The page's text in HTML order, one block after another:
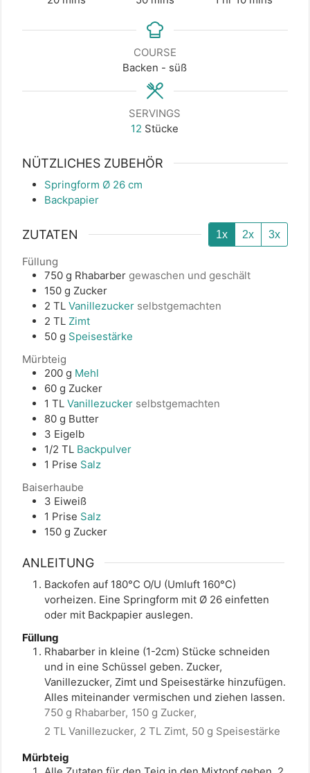
COURSE
Backen - süß
SERVINGS
12 Stücke
NÜTZLICHES ZUBEHÖR
Springform Ø 26 cm
Backpapier
ZUTATEN 1x 2x 3x
Füllung
750 g Rhabarber gewaschen und geschält
150 g Zucker
2 TL Vanillezucker selbstgemachten
2 TL Zimt
50 g Speisestärke
Mürbteig
200 g Mehl
60 g Zucker
1 TL Vanillezucker selbstgemachten
80 g Butter
3 Eigelb
1/2 TL Backpulver
1 Prise Salz
Baiserhaube
3 Eiweiß
1 Prise Salz
150 g Zucker
ANLEITUNG
Backofen auf 180°C O/U (Umluft 160°C)
vorheizen. Eine Springform mit Ø 26 einfetten
oder mit Backpapier auslegen.
Füllung
Rhabarber in kleine (1-2cm) Stücke schneiden
und in eine Schüssel geben. Zucker,
Vanillezucker, Zimt und Speisestärke hinzufügen.
Alles miteinander vermischen und ziehen lassen.
750 g Rhabarber, 150 g Zucker,
2 TL Vanillezucker, 2 TL Zimt, 50 g Speisestärke
Mürbteig